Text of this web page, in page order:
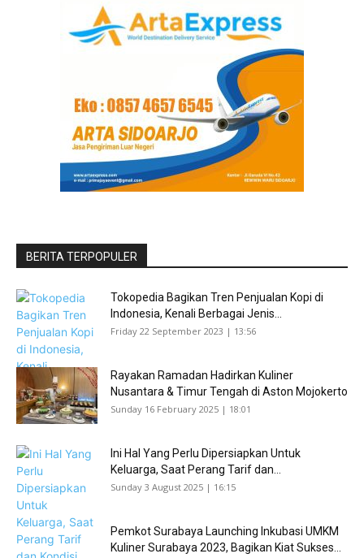
BERITA TERPOPULER
Tokopedia Bagikan Tren Penjualan Kopi di
Indonesia, Kenali Berbagai Jenis...
Friday 22 September 2023 | 13:56
Rayakan Ramadan Hadirkan Kuliner
Nusantara & Timur Tengah di Aston Mojokerto
Sunday 16 February 2025 | 18:01
Ini Hal Yang Perlu Dipersiapkan Untuk
Keluarga, Saat Perang Tarif dan...
Sunday 3 August 2025 | 16:15
Pemkot Surabaya Launching Inkubasi UMKM
Kuliner Surabaya 2023, Bagikan Kiat Sukses...